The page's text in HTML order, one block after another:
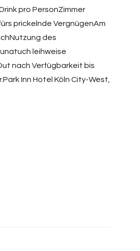
pro PersonZimmer
prickelnde VergnügenAm
des
leihweise
nach Verfügbarkeit bis
Inn Hotel Köln City-West,